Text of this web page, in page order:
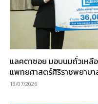
แลคตาซอย มอบนมถั่วเหลื
แพทยศาสตร์ศิริราชพยาบา
13/07/2026